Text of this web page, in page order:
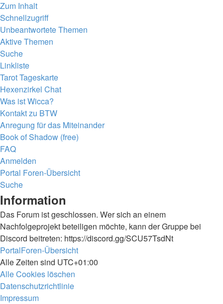
Zum Inhalt
Schnellzugriff
Unbeantwortete Themen
Aktive Themen
Suche
Linkliste
Tarot Tageskarte
Hexenzirkel Chat
Was ist Wicca?
Kontakt zu BTW
Anregung für das Miteinander
Book of Shadow (free)
FAQ
Anmelden
Portal Foren-Übersicht
Suche
Information
Das Forum ist geschlossen. Wer sich an einem
Nachfolgeprojekt beteiligen möchte, kann der Gruppe bei
Discord beitreten: https://discord.gg/SCU57TsdNt
PortalForen-Übersicht
Alle Zeiten sind UTC+01:00
Alle Cookies löschen
Datenschutzrichtlinie
Impressum